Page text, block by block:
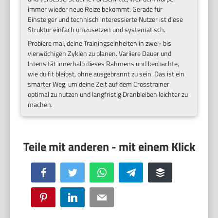
immer wieder neue Reize bekommt. Gerade für
Einsteiger und technisch interessierte Nutzer ist diese
Struktur einfach umzusetzen und systematisch.
Probiere mal, deine Trainingseinheiten in zwei- bis
vierwöchigen Zyklen zu planen. Variiere Dauer und
Intensität innerhalb dieses Rahmens und beobachte,
wie du fit bleibst, ohne ausgebrannt zu sein. Das ist ein
smarter Weg, um deine Zeit auf dem Crosstrainer
optimal zu nutzen und langfristig Dranbleiben leichter zu
machen.
Facebook Twitter WhatsApp Telegram Buffer
Pinterest LinkedIn Email